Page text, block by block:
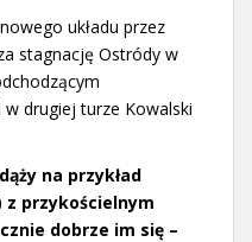
układu przez
stagnację Ostródy w
drugiej turze Kowalski
na przykład
z przykościelnym
dobrze im się –